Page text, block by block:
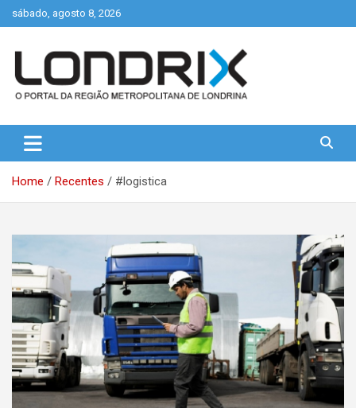
Skip
to
sábado, agosto 8, 2026
Londrix
Home Recentes #logistica